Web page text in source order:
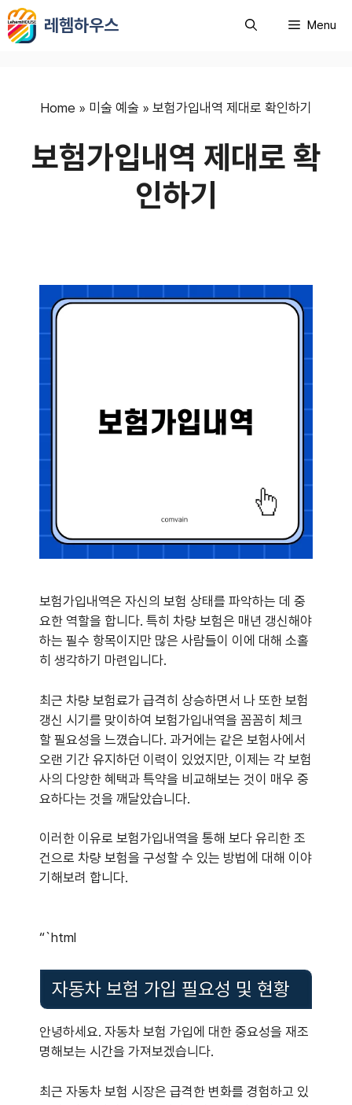
컨
텐
레헴하우스 Menu
Home » 미술 예술 » 보험가입내역 제대로 확인하기
보험가입내역 제대로 확
인하기
보험가입내역은 자신의 보험 상태를 파악하는 데 중
요한 역할을 합니다. 특히 차량 보험은 매년 갱신해야
하는 필수 항목이지만 많은 사람들이 이에 대해 소홀
히 생각하기 마련입니다.
최근 차량 보험료가 급격히 상승하면서 나 또한 보험
갱신 시기를 맞이하여 보험가입내역을 꼼꼼히 체크
할 필요성을 느꼈습니다. 과거에는 같은 보험사에서
오랜 기간 유지하던 이력이 있었지만, 이제는 각 보험
사의 다양한 혜택과 특약을 비교해보는 것이 매우 중
요하다는 것을 깨달았습니다.
이러한 이유로 보험가입내역을 통해 보다 유리한 조
건으로 차량 보험을 구성할 수 있는 방법에 대해 이야
기해보려 합니다.
“`html
자동차 보험 가입 필요성 및 현황
안녕하세요. 자동차 보험 가입에 대한 중요성을 재조
명해보는 시간을 가져보겠습니다.
최근 자동차 보험 시장은 급격한 변화를 경험하고 있